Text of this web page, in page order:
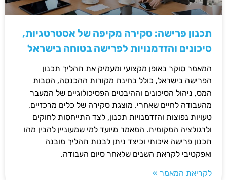
תכנון פרישה: סקירה מקיפה של אסטרטגיות,
סיכונים והזדמנויות לפרישה בטוחה בישראל
המאמר סוקר באופן מקצועי ומעמיק את תהליך תכנון
הפרישה בישראל, כולל בחינת מקורות ההכנסה, הטבות
המס, ניהול הסיכונים וההיבטים הפסיכולוגיים של המעבר
מהעבודה לחיים שאחרי. מוצגת סקירה של כלים מרכזיים,
טעויות נפוצות והזדמנויות תכנון, לצד התייחסות לחוקים
ולרגולציה המקומית. המאמר מיועד למי שמעוניין להבין מהו
תכנון פרישה איכותי וכיצד ניתן לבנות תהליך מובנה
ואפקטיבי לקראת השנים שלאחר סיום העבודה.
לקריאת המאמר »